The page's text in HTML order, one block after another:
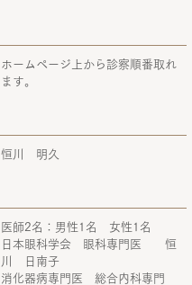
ホームページ上から診察順番取れ
ます。
恒川 明久
医師2名：男性1名 女性1名
日本眼科学会 眼科専門医 恒
川 日南子
消化器病専門医 総合内科専門